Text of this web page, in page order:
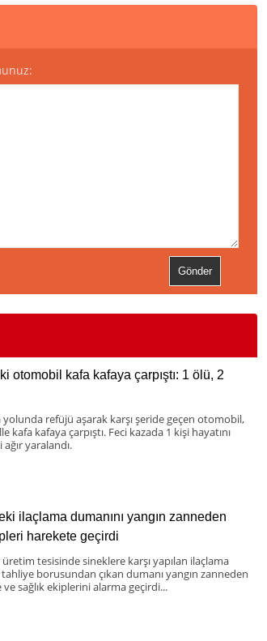
otomobil kafa kafaya çarpıştı: 1 ölü, 2
yolunda refüjü aşarak karşı şeride geçen otomobil,
kafa kafaya çarpıştı. Feci kazada 1 kişi hayatını
yaralandı.
ilaçlama dumanını yangın zanneden
harekete geçirdi
tesisinde sineklere karşı yapılan ilaçlama
tahliye borusundan çıkan dumanı yangın zanneden
sağlık ekiplerini alarma geçirdi...